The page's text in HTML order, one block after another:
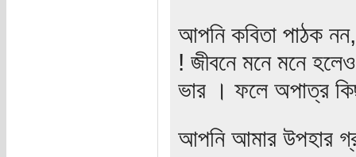
আপনি কবিতা পাঠক
! জীবনে মনে মনে
ভার । ফলে অপাত্র
আপনি আমার উপহার